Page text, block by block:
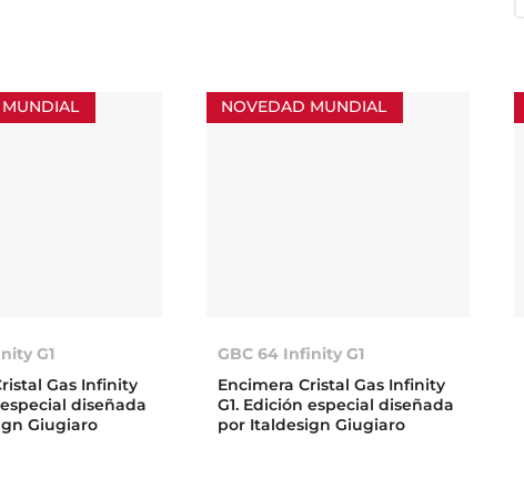
G1
Gas Infinity
especial diseñada
Giugiaro
NOVEDAD MUNDIAL
GBC 64 Infinity G1
Encimera Cristal Gas Infinity
G1. Edición especial diseñada
por Italdesign Giugiaro